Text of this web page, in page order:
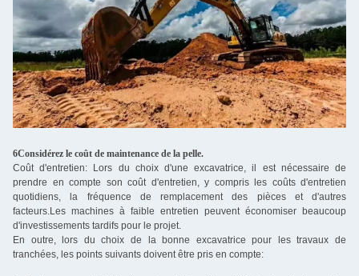
6Considérez le coût de maintenance de la pelle.
Coût d'entretien: Lors du choix d'une excavatrice, il est nécessaire de
prendre en compte son coût d'entretien, y compris les coûts d'entretien
quotidiens, la fréquence de remplacement des pièces et d'autres
facteurs.Les machines à faible entretien peuvent économiser beaucoup
d'investissements tardifs pour le projet.
En outre, lors du choix de la bonne excavatrice pour les travaux de
tranchées, les points suivants doivent être pris en compte: